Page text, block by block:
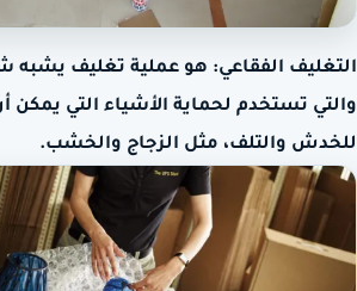
التغليف الفقاعي: هو عملية تغليف يشبه
والتي تستخدم لحماية الأشياء التي يمكن
للخدش والتلف، مثل الزجاج والخشب.